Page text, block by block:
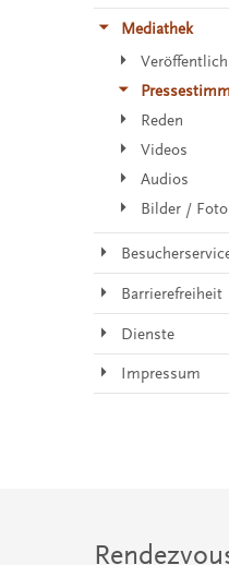
Mediathek
Reden
Videos
Audios
Bilder /
Barrierefreiheit
Dienste
Impressum